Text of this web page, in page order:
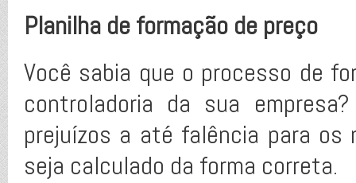
Planilha de formação de preço
Você sabia que o processo de
controladoria da sua
prejuízos a até falência para
seja calculado da forma correta.